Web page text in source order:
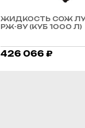
ЖИДКОСТЬ СОЖ
РЖ-8У (КУБ 1000 Л)
426 066 ₽